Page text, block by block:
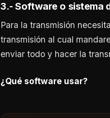
3.- Software o sistema
Para la transmisión
transmisión al cual
enviar todo y hacer la
¿Qué software usar?